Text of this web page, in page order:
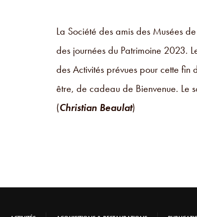
La Société des amis des Musées
des journées du Patrimoine 2023.
des Activités prévues pour cette
être, de cadeau de Bienvenue. Le
(Christian Beaulat)